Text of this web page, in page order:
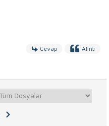
Cevap Alıntı